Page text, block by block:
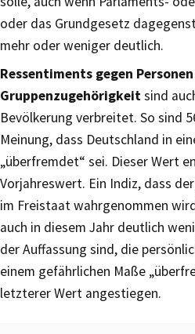
oder das Grundgesetz
mehr oder weniger deutlich.
Ressentiments gegen
Gruppenzugehörigkeitsind
Bevölkerung verbreitet. So sind
Meinung, dass Deutschland in
„überfremdet“ sei. Dieser Wert
Vorjahreswert. Ein Indiz, dass
im Freistaat wahrgenommen
auch in diesem Jahr deutlich
der Auffassung sind, die
einem gefährlichen Maße
letzterer Wert angestiegen.